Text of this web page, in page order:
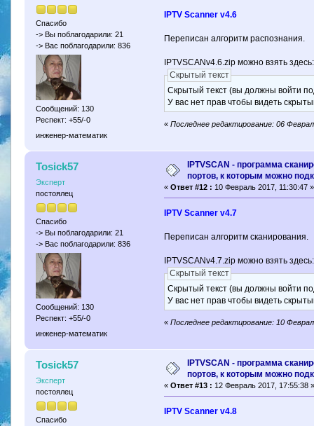
Спасибо
-> Вы поблагодарили: 21
-> Вас поблагодарили: 836
Сообщений: 130
Респект: +55/-0
инженер-математик
IPTV Scanner v4.6
Переписан алгоритм распознания.
IPTVSCANv4.6.zip можно взять здесь:
Скрытый текст
Скрытый текст (вы должны войти
У вас нет прав чтобы видеть
«Последнее редактирование: 06
Tosick57
Эксперт
постоялец
Спасибо
-> Вы поблагодарили: 21
-> Вас поблагодарили: 836
Сообщений: 130
Респект: +55/-0
инженер-математик
IPTVSCAN - программа
портов, к которым можно
«Ответ #12 : 10 Февраль 2017, 11:30:47 »
IPTV Scanner v4.7
Переписан алгоритм сканирования.
IPTVSCANv4.7.zip можно взять
Скрытый текст
Скрытый текст (вы должны войти
У вас нет прав чтобы видеть
«Последнее редактирование: 10
Tosick57
Эксперт
постоялец
Спасибо
IPTVSCAN - программа
портов, к которым можно
«Ответ #13 : 12 Февраль 2017, 17:55:38
IPTV Scanner v4.8